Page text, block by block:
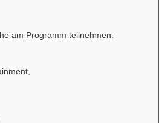
am Programm teilnehmen: